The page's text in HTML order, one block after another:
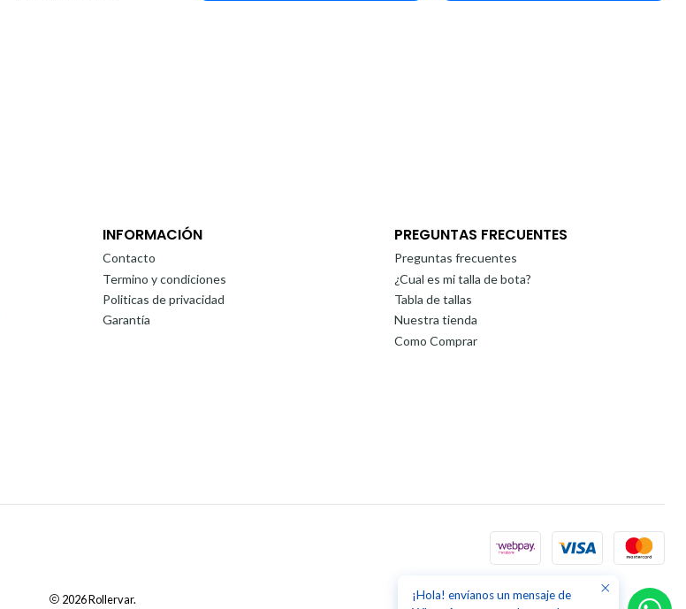
INFORMACIÓN
Contacto
Termino y condiciones
Politicas de privacidad
Garantía
PREGUNTAS FRECUENTES
Preguntas frecuentes
¿Cual es mi talla de bota?
Tabla de tallas
Nuestra tienda
Como Comprar
2026 Rollervar.
¡Hola! envíanos un mensaje de